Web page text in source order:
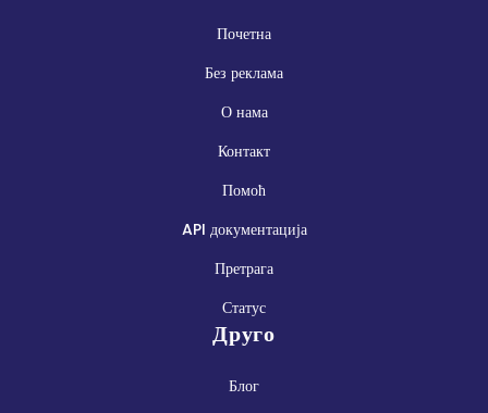
Почетна
Без реклама
О нама
Контакт
Помоћ
API документација
Претрага
Статус
Друго
Блог